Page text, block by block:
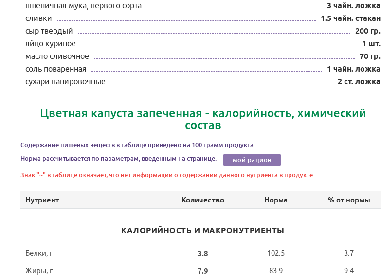
пшеничная мука, первого сорта 3 чайн. ложка
сливки 1.5 чайн. стакан
сыр твердый 200 гр.
яйцо куриное 1 шт.
масло сливочное 70 гр.
соль поваренная 1 чайн. ложка
сухари панировочные 2 ст. ложка
Цветная капуста запеченная - калорийность, химический
состав
Содержание пищевых веществ в таблице приведено на 100 грамм продукта.
Норма рассчитывается по параметрам, введенным на странице:
мой рацион
Знак "~" в таблице означает, что нет информации о содержании данного нутриента в продукте.
Нутриент Количество Норма % от нормы
КАЛОРИЙНОСТЬ И МАКРОНУТРИЕНТЫ
Белки, г 3.8 102.5
3.7
Жиры, г
7.9 83.9
9.4